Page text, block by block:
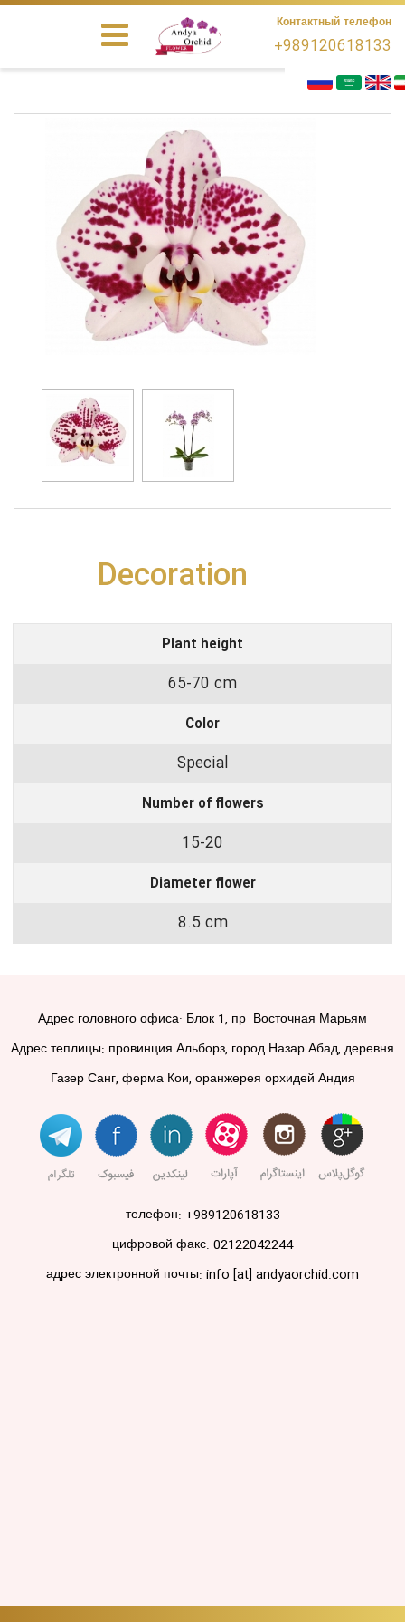
Контактный телефон
+989120618133
Decoration
Plant height
65-70 cm
Color
Special
Number of flowers
15-20
Diameter flower
8.5 cm
Адрес головного офиса: Блок 1, пр. Восточная Марьям
Адрес теплицы: провинция Альборз, город Назар Абад, деревня
Газер Санг, ферма Кои, оранжерея орхидей Андия
телефон: +989120618133
цифровой факс: 02122042244
адрес электронной почты: info [at] andyaorchid.com